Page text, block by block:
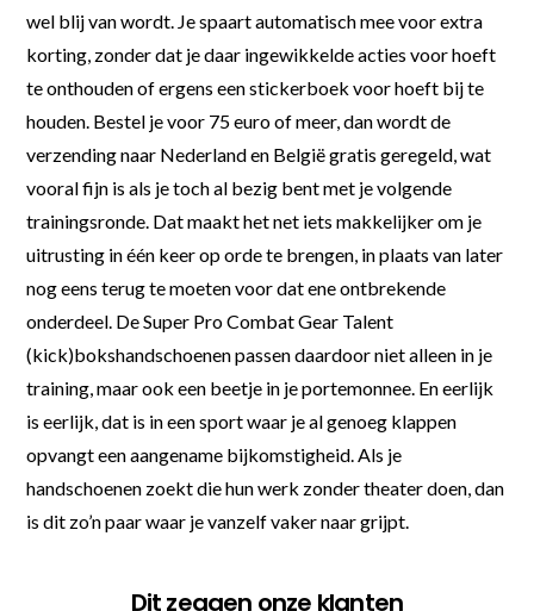
wel blij van wordt. Je spaart automatisch mee voor extra
korting, zonder dat je daar ingewikkelde acties voor hoeft
te onthouden of ergens een stickerboek voor hoeft bij te
houden. Bestel je voor 75 euro of meer, dan wordt de
verzending naar Nederland en België gratis geregeld, wat
vooral fijn is als je toch al bezig bent met je volgende
trainingsronde. Dat maakt het net iets makkelijker om je
uitrusting in één keer op orde te brengen, in plaats van later
nog eens terug te moeten voor dat ene ontbrekende
onderdeel. De Super Pro Combat Gear Talent
(kick)bokshandschoenen passen daardoor niet alleen in je
training, maar ook een beetje in je portemonnee. En eerlijk
is eerlijk, dat is in een sport waar je al genoeg klappen
opvangt een aangename bijkomstigheid. Als je
handschoenen zoekt die hun werk zonder theater doen, dan
is dit zo’n paar waar je vanzelf vaker naar grijpt.
Dit zeggen onze klanten